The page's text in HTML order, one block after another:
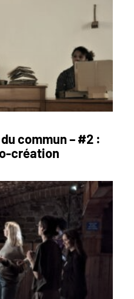
commun – #2 :
création